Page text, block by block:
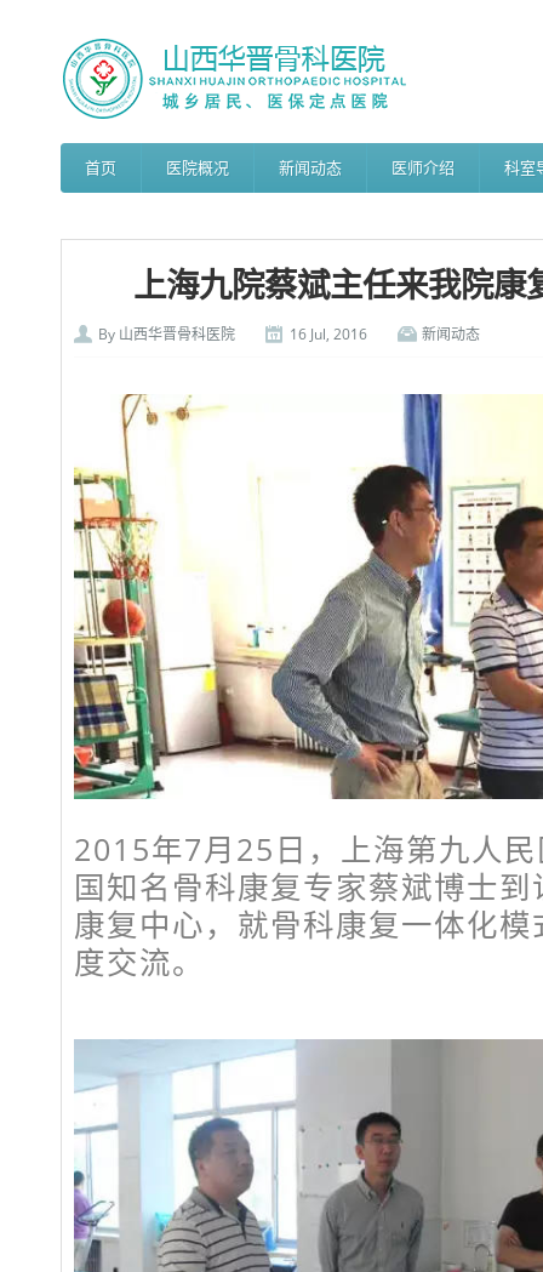
首页 医院概况 新闻动态 医师介绍 科室
上海九院蔡斌主任来我院康
By 山西华晋骨科医院 16 Jul, 2016 新闻动态
2015年7月25日，上海第九人
国知名骨科康复专家蔡斌博士
康复中心，就骨科康复一体化
度交流。